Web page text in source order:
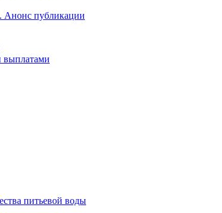
Анонс публикации
выплатами
питьевой воды